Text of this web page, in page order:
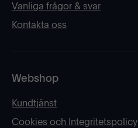
Vanliga frågor & svar
Kontakta oss
Webshop
Kundtjänst
Cookies och Integritetspolicy